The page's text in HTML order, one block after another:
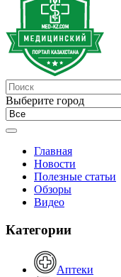
Выберите город
Главная
Новости
Полезные статьи
Обзоры
Видео
Категории
Аптеки